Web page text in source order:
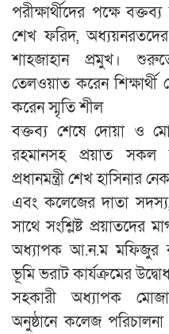
পরীক্ষার্থীদের পক্ষে
শেখ ফরিদ, অধ্যয়নরতদের
শাহজাহান প্রমুখ।
তেলওয়াত করেন
করেন স্মৃতি শীল
বক্তব্য শেষে দোয়া ও
রহমানসহ প্রয়াত সকল
প্রধানমন্ত্রী শেখ হাসিনার
এবং কলেজের দাতা
সাথে সংশ্লিষ্ট প্রয়াতদের
অধ্যাপক আ.ন.ম মফিজুর
ভূমি ভরাট কার্যক্রমের
সহকারী অধ্যাপক
অনুষ্ঠানে কলেজ